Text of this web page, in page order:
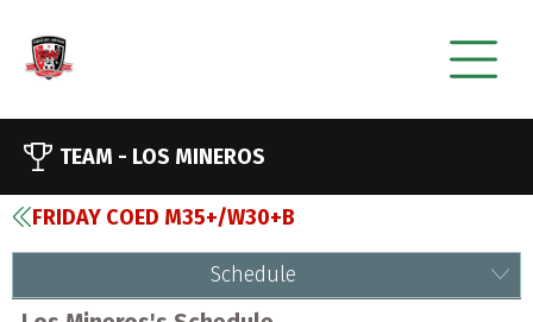
TEAM - LOS MINEROS
FRIDAY COED M35+/W30+B
Schedule